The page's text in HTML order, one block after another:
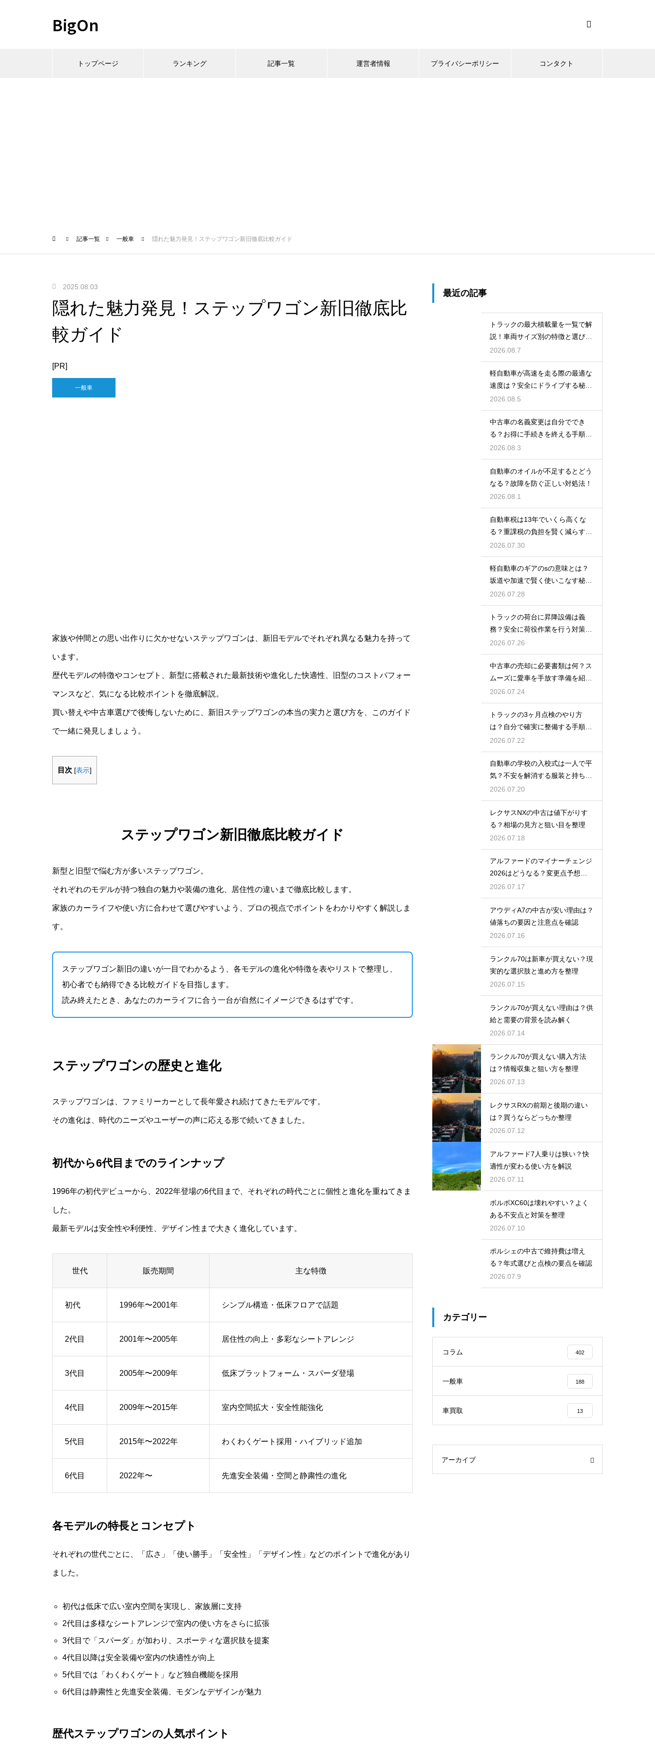
BigOn
トップページ ランキング 記事一覧 運営者情報 プライバシーポリシー コンタクト
記事一覧 一般車 隠れた魅力発見！ステップワゴン新旧徹底比較ガイド
2025.08.03
隠れた魅力発見！ステップワゴン新旧徹底比
較ガイド
[PR]
一般車
家族や仲間との思い出作りに欠かせないステップワゴンは、新旧モデルでそれぞれ異なる魅力を持って
います。
歴代モデルの特徴やコンセプト、新型に搭載された最新技術や進化した快適性、旧型のコストパフォー
マンスなど、気になる比較ポイントを徹底解説。
買い替えや中古車選びで後悔しないために、新旧ステップワゴンの本当の実力と選び方を、このガイド
で一緒に発見しましょう。
目次 [表示]
ステップワゴン新旧徹底比較ガイド
新型と旧型で悩む方が多いステップワゴン。
それぞれのモデルが持つ独自の魅力や装備の進化、居住性の違いまで徹底比較します。
家族のカーライフや使い方に合わせて選びやすいよう、プロの視点でポイントをわかりやすく解説しま
す。
ステップワゴン新旧の違いが一目でわかるよう、各モデルの進化や特徴を表やリストで整理し、
初心者でも納得できる比較ガイドを目指します。
読み終えたとき、あなたのカーライフに合う一台が自然にイメージできるはずです。
ステップワゴンの歴史と進化
ステップワゴンは、ファミリーカーとして長年愛され続けてきたモデルです。
その進化は、時代のニーズやユーザーの声に応える形で続いてきました。
初代から6代目までのラインナップ
1996年の初代デビューから、2022年登場の6代目まで、それぞれの時代ごとに個性と進化を重ねてきま
した。
最新モデルは安全性や利便性、デザイン性まで大きく進化しています。
世代 販売期間 主な特徴
初代 1996年〜2001年 シンプル構造・低床フロアで話題
2代目 2001年〜2005年 居住性の向上・多彩なシートアレンジ
3代目 2005年〜2009年 低床プラットフォーム・スパーダ登場
4代目 2009年〜2015年 室内空間拡大・安全性能強化
5代目 2015年〜2022年 わくわくゲート採用・ハイブリッド追加
6代目 2022年〜 先進安全装備・空間と静粛性の進化
各モデルの特長とコンセプト
それぞれの世代ごとに、「広さ」「使い勝手」「安全性」「デザイン性」などのポイントで進化があり
ました。
初代は低床で広い室内空間を実現し、家族層に支持
2代目は多様なシートアレンジで室内の使い方をさらに拡張
3代目で「スパーダ」が加わり、スポーティな選択肢を提案
4代目以降は安全装備や室内の快適性が向上
5代目では「わくわくゲート」など独自機能を採用
6代目は静粛性と先進安全装備、モダンなデザインが魅力
歴代ステップワゴンの人気ポイント
最近の記事
トラックの最大積載量を一覧で解
説！車両サイズ別の特徴と選び
方！
2026.08.7
軽自動車が高速を走る際の最適な
速度は？安全にドライブする秘
訣！
2026.08.5
中古車の名義変更は自分ででき
る？お得に手続きを終える手順を
解説
2026.08.3
自動車のオイルが不足するとどう
なる？故障を防ぐ正しい対処法！
2026.08.1
自動車税は13年でいくら高くな
る？重課税の負担を賢く減らす秘
訣
2026.07.30
軽自動車のギアのsの意味とは？
坂道や加速で賢く使いこなす秘
訣！
2026.07.28
トラックの荷台に昇降設備は義
務？安全に荷役作業を行う対策を
紹介
2026.07.26
中古車の売却に必要書類は何？ス
ムーズに愛車を手放す準備を紹
介！
2026.07.24
トラックの3ヶ月点検のやり方
は？自分で確実に整備する手順を
紹介
2026.07.22
自動車の学校の入校式は一人で平
気？不安を解消する服装と持ち
物！
2026.07.20
レクサスNXの中古は値下がりす
る？相場の見方と狙い目を整理
2026.07.18
アルファードのマイナーチェンジ
2026はどうなる？変更点予想と
買い時
2026.07.17
アウディA7の中古が安い理由は？
値落ちの要因と注意点を確認
2026.07.16
ランクル70は新車が買えない？現
実的な選択肢と進め方を整理
2026.07.15
ランクル70が買えない理由は？供
給と需要の背景を読み解く
2026.07.14
ランクル70が買えない購入方法
は？情報収集と狙い方を整理
2026.07.13
レクサスRXの前期と後期の違い
は？買うならどっちか整理
2026.07.12
アルファード7人乗りは狭い？快
適性が変わる使い方を解説
2026.07.11
ボルボXC60は壊れやすい？よく
ある不安点と対策を整理
2026.07.10
ポルシェの中古で維持費は増え
る？年式選びと点検の要点を確認
2026.07.9
カテゴリー
コラム 402
一般車 188
車買取 13
アーカイブ